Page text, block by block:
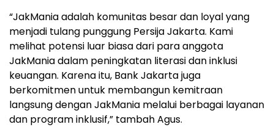
“JakMania adalah komunitas besar dan loyal yang
menjadi tulang punggung Persija Jakarta. Kami
melihat potensi luar biasa dari para anggota
JakMania dalam peningkatan literasi dan inklusi
keuangan. Karena itu, Bank Jakarta juga
berkomitmen untuk membangun kemitraan
langsung dengan JakMania melalui berbagai layanan
dan program inklusif,” tambah Agus.